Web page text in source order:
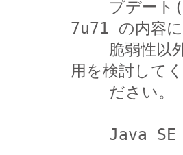
7u71 の内容
用を検討してく